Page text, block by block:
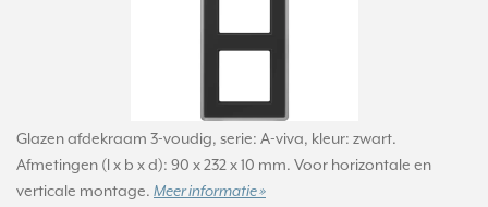
Glazen afdekraam 3-voudig, serie: A-viva, kleur: zwart.
Afmetingen (l x b x d): 90 x 232 x 10 mm. Voor horizontale en
verticale montage. Meer informatie »